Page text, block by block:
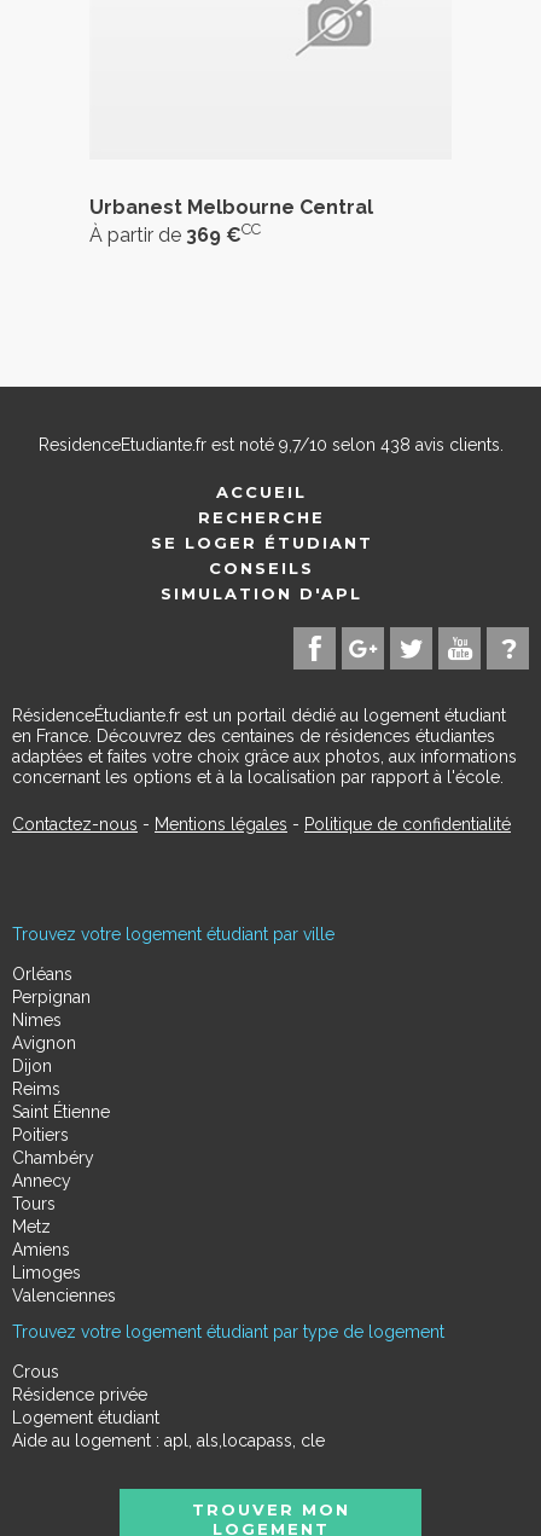
Urbanest Melbourne Central
À partir de 369 €CC
ResidenceEtudiante.frest noté 9,7/10 selon 438 avis clients.
ACCUEIL
RECHERCHE
SE LOGER ÉTUDIANT
CONSEILS
SIMULATION D'APL
RésidenceÉtudiante.fr est un portail dédié au logement étudiant
en France. Découvrez des centaines de résidences étudiantes
adaptées et faites votre choix grâce aux photos, aux informations
concernant les options et à la localisation par rapport à l'école.
Contactez-nous - Mentions légales - Politique de confidentialité
Trouvez votre logement étudiant par ville
Orléans
Perpignan
Nimes
Avignon
Dijon
Reims
Saint Étienne
Poitiers
Chambéry
Annecy
Tours
Metz
Amiens
Limoges
Valenciennes
Trouvez votre logement étudiant par type de logement
Crous
Résidence privée
Logement étudiant
Aide au logement : apl, als,locapass, cle
TROUVER MON
LOGEMENT